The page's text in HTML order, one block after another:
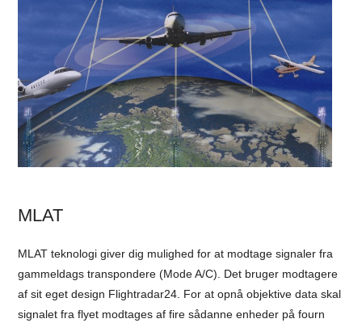
MLAT
MLAT teknologi giver dig mulighed for at modtage signaler fra
gammeldags transpondere (Mode A/C). Det bruger modtagere
af sit eget design Flightradar24. For at opnå objektive data skal
signalet fra flyet modtages af fire sådanne enheder på fourn